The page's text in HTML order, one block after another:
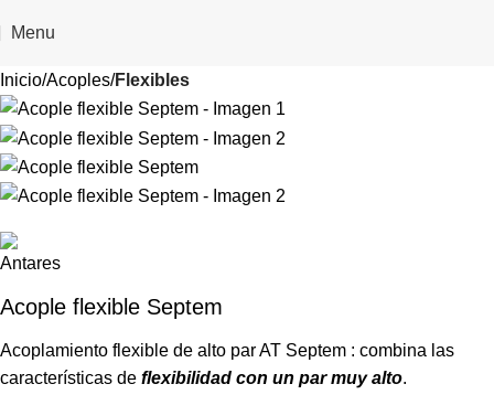
Menu
Inicio Acoples Flexibles
Acople flexible Septem
Acoplamiento flexible de alto par AT Septem : combina las
características de flexibilidad con un par muy alto.